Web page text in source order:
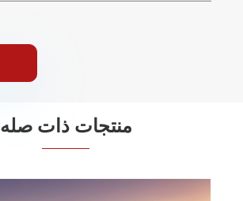
منتجات ذات صله